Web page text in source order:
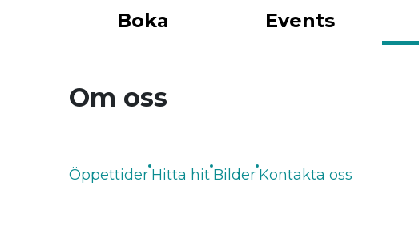
Boka Events
Om oss
Öppettider Hitta hit Bilder Kontakta oss